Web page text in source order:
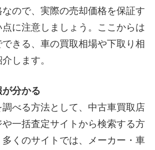
なので、実際の売却価格を保証す
に注意しましょう。ここからは
きる、車の買取相場や下取り相
します。
分かる
べる方法として、中古車買取店
一括査定サイトから検索する方
くのサイトでは、メーカー・車